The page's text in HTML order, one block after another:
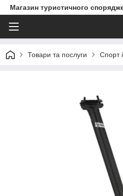
Магазин туристичного
Товари та послуги Спорт